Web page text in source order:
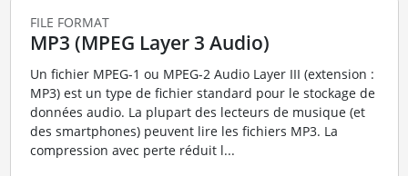
FILE FORMAT
MP3 (MPEG Layer 3 Audio)
Un fichier MPEG-1 ou MPEG-2 Audio Layer III (extension :
MP3) est un type de fichier standard pour le stockage de
données audio. La plupart des lecteurs de musique (et
des smartphones) peuvent lire les fichiers MP3. La
compression avec perte réduit l...